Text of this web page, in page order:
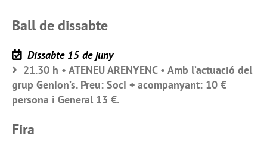
Ball de dissabte
Dissabte 15 de juny
21.30 h • ATENEU ARENYENC • Amb l’actuació del
grup Genion’s. Preu: Soci + acompanyant: 10 €
persona i General 13 €.
Fira